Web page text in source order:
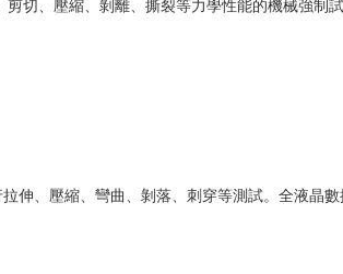
切、壓縮、剝離、撕裂等力學性能的機械強制
伸、壓縮、彎曲、剝落、刺穿等測試。全液晶